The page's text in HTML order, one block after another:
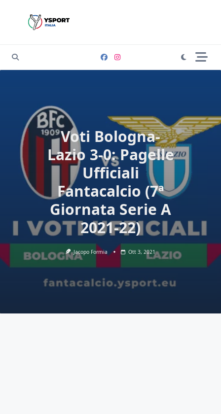
Voti Bologna-
Lazio 3-0: Pagelle
Ufficiali
Fantacalcio (7ª
Giornata Serie A
2021-22)
Jacopo Formia Ott 3, 2021